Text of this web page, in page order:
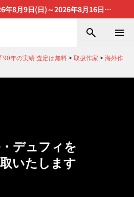
年8月9日(日)～2026年8月16日
90年の実績 査定は無料>取扱作家 >海外作
デュフィを
いたします